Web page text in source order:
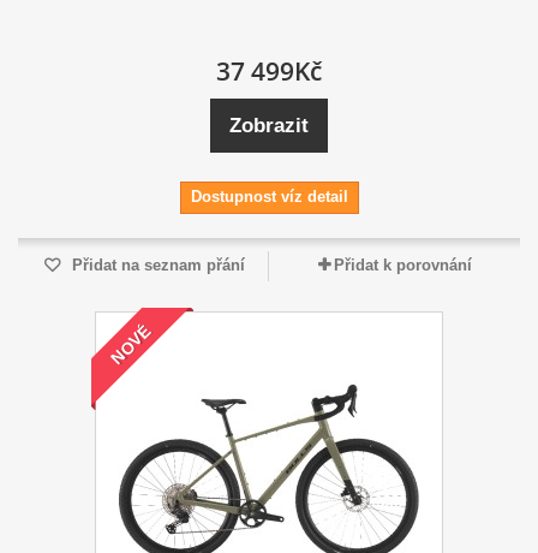
37 499Kč
Zobrazit
Dostupnost víz detail
Přidat na seznam přání Přidat k porovnání
NOVÉ